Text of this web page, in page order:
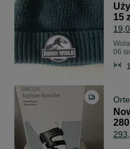
15
06
280